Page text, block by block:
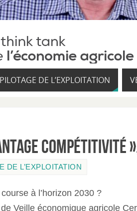
PILOTAGE DE L’EXPLOITATION
compétitivité
DE L’EXPLOITATION
à l’horizon 2030 ?
Veille économique agricole